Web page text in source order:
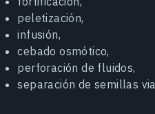
peletización,
infusión,
cebado osmótico,
perforación de fluidos,
separación de semillas